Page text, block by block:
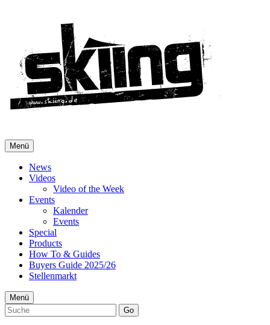
Menü
News
Videos
Video of the Week
Events
Kalender
Events
Special
Products
How To & Guides
Buyers Guide 2025/26
Stellenmarkt
Menü
Go